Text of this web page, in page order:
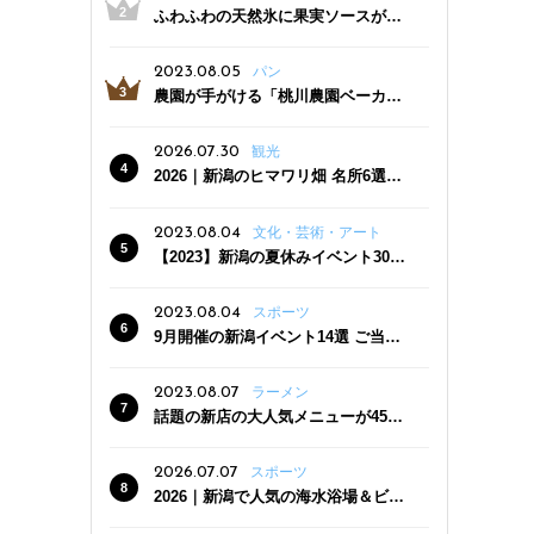
ふわふわの天然氷に果実ソースがた
三条駅近くにオープン
2023.08.05 パン
農園が手がける「桃川農園ベーカリ
った焼きたてパンのほか、ジェラー
トやスムージーも
2026.07.30 観光
2026｜新潟のヒマワリ畑 名所6選
2023.08.04
文化・芸術・アート
【2023】新潟の夏休みイベント30
2023.08.04
スポーツ
9月開催の新潟イベント14選 ご当地
2023.08.07 ラーメン
話題の新店の大人気メニューが450
クーポン登場
2026.07.07 スポーツ
2026｜新潟で人気の海水浴場＆ビー